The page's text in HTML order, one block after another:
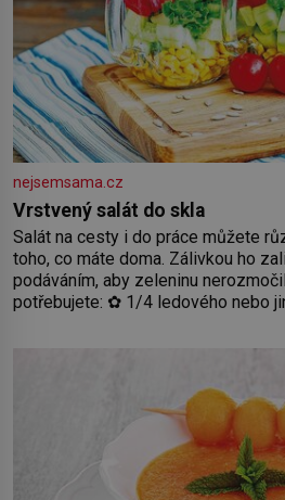
nejsemsama.cz
Vrstvený salát do skla
Salát na cesty i do práce můžete
toho, co máte doma. Zálivkou ho
podáváním, aby zeleninu
potřebujete: ✿ 1/4 ledového nebo
2 rajčata Zálivka: ✿ 4 lžíce